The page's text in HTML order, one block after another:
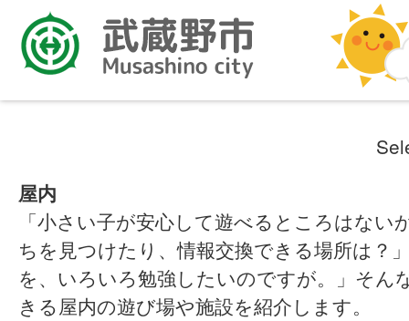
屋内
「小さい子が安心して遊べるところはない
ちを見つけたり、情報交換できる場所は？
を、いろいろ勉強したいのですが。」そん
きる屋内の遊び場や施設を紹介します。